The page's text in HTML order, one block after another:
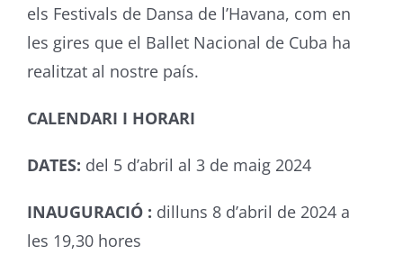
els Festivals de Dansa de l’Havana, com en
les gires que el Ballet Nacional de Cuba ha
realitzat al nostre país.
CALENDARI I HORARI
DATES: del 5 d’abril al 3 de maig 2024
INAUGURACIÓ : dilluns 8 d’abril de 2024 a
les 19,30 hores